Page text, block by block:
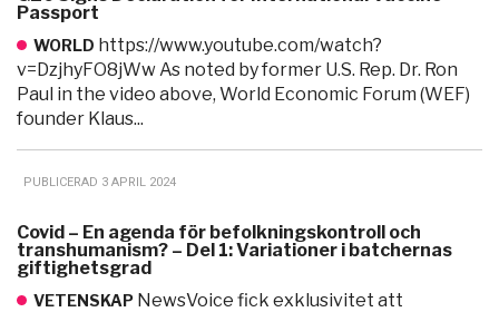
Passport
WORLD https://www.youtube.com/watch?
v=DzjhyFO8jWw As noted by former U.S. Rep. Dr. Ron
Paul in the video above, World Economic Forum (WEF)
founder Klaus...
PUBLICERAD 3 APRIL 2024
Covid – En agenda för befolkningskontroll och
transhumanism? – Del 1: Variationer i batchernas
giftighetsgrad
VETENSKAP NewsVoice fick exklusivitet att